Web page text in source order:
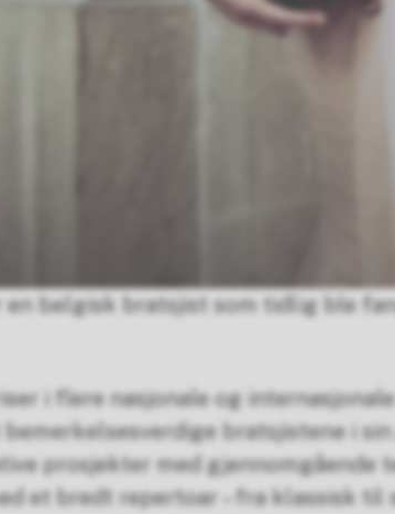
en belgisk bratsjist som tidlig ble
i flere nasjonale og
bemerkelsesverdige bratsjistene i
prosjekter med gjennomgående
et bredt repertoar – fra klassisk til